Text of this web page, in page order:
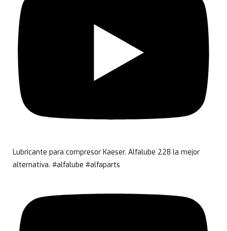
Lubricante para compresor Kaeser. Alfalube 228 la mejor
alternativa. #alfalube #alfaparts